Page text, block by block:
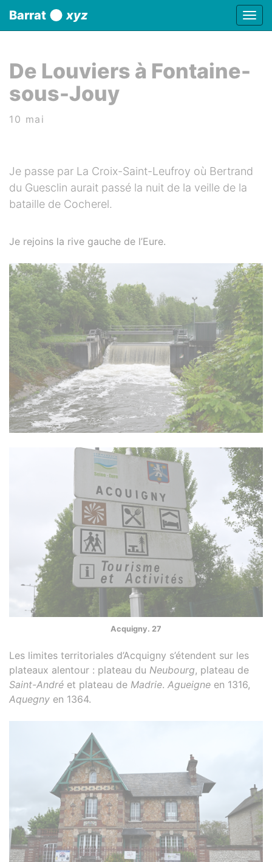
Barrat xyz
De Louviers à Fontaine-
sous-Jouy
10 mai
Je passe par La Croix-Saint-Leufroy où Bertrand
du Guesclin aurait passé la nuit de la veille de la
bataille de Cocherel.
Je rejoins la rive gauche de l’Eure.
Acquigny. 27
Les limites territoriales d’Acquigny s’étendent sur les
plateaux alentour : plateau du Neubourg, plateau de
Saint-André et plateau de Madrie. Agueigne en 1316,
Aquegny en 1364.
Panneau de gestion des cookies